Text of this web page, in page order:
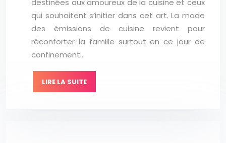
qui souhaitent s’initier dans cet art. La mode
des émissions de cuisine revient pour
réconforter la famille surtout en ce jour de
confinement…
LIRE LA SUITE